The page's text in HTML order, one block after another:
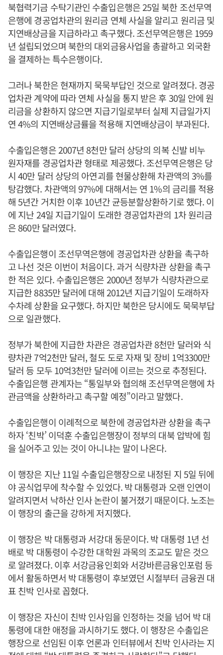
북협력기금 수탁기관인 수출입은행은 25일 북한 조선무역
은행에 경공업차관의 원리금 연체 사실을 알리고 원리금 및
지연배상금을 지급하라고 촉구했다. 조선무역은행은 1959
년 설립되었으며 북한의 대외금융사업을 총괄하고 외국환
을 결제하는 특수은행이다.
그러나 북한은 현재까지 묵묵부답인 것으로 알려졌다. 경공
업차관 계약에 따라 연체 사실을 통지 받은 후 30일 안에 원
리금을 상환하지 않으면 지급기일로부터 실제 지급일가지
연 4%의 지연배상금률을 적용해 지연배상금이 부과된다.
수출입은행은 2007년 8천만 달러 상당의 의복 신발 비누
원자재를 경공업차관 형태로 제공했다. 조선무역은행은 당
시 40만 달러 상당의 아연괴를 현물상환해 차관액의 3%를
탕감했다. 차관액의 97%에 대해서는 연 1%의 금리를 적용
해 5년간 거치한 이후 10년간 균등분할상환하기로 했다. 이
에 지난 24일 지급기일이 도래한 경공업차관의 1차 원리금
은 860만 달러였다.
수출입은행이 조선무역은행에 경공업차관 상환을 촉구하
고 나선 것은 이번이 처음이다. 과거 식량차관 상환을 촉구
한 적은 있다. 수출입은행은 2000년 정부가 식량차관으로
지급한 8835만 달러에 대해 2012년 지급기일이 도래하자
수차례 상환을 요구했다. 하지만 북한은 당시에도 묵묵부답
으로 일관했다.
정부가 북한에 지급한 차관은 경공업차관 8천만 달러와 식
량차관 7억2천만 달러, 철도 도로 자재 및 장비 1억3300만
달러 등 모두 10억3천만 달러에 이르는 것으로 추정된다.
수출입은행 관계자는 “통일부와 협의해 조선무역은행에 차
관금액을 상환하라고 촉구할 예정”이라고 말했다.
수출입은행이 이례적으로 북한에 경공업차관 상환을 촉구
하자 ‘친박’ 이덕훈 수출입은행장이 정부의 대북 압박에 힘
을 실어주고 있는 것이 아니냐는 말이 나온다.
이 행장은 지난 11일 수출입은행장으로 내정된 지 5일 뒤에
야 공식업무에 착수할 수 있었다. 박 대통령과 오랜 인연이
알려지면서 낙하산 인사 논란이 불거졌기 때문이다. 노조는
이 행장의 출근을 강하게 저지했다.
이 행장은 박 대통령과 서강대 동문이다. 박 대통령 1년 선
배로 박 대통령이 수강한 대학원 과목의 조교도 맡은 것으
로 알려졌다. 이후 서강금융인회와 서강바른금융인포럼 등
에서 활동하면서 박 대통령이 후보였던 시절부터 금융권 대
표 친박 인사로 꼽혔다.
이 행장은 자신이 친박 인사임을 인정하는 것을 넘어 박 대
통령에 대한 애정을 과시하기도 했다. 이 행장은 수출입은
행장으로 선임된 이후 언론과 인터뷰에서 친박 인사라는 지